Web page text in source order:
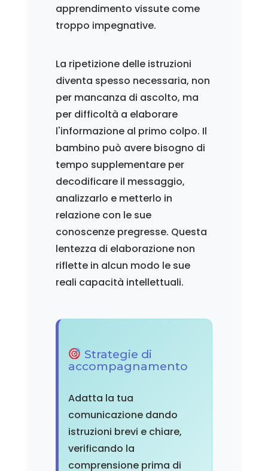
apprendimento vissute come
troppo impegnative.
La ripetizione delle istruzioni
diventa spesso necessaria, non
per mancanza di ascolto, ma
per difficoltà a elaborare
l'informazione al primo colpo. Il
bambino può avere bisogno di
tempo supplementare per
decodificare il messaggio,
analizzarlo e metterlo in
relazione con le sue
conoscenze pregresse. Questa
lentezza di elaborazione non
riflette in alcun modo le sue
reali capacità intellettuali.
Strategie di
accompagnamento
Adatta la tua
comunicazione dando
istruzioni brevi e chiare,
verificando la
comprensione prima di